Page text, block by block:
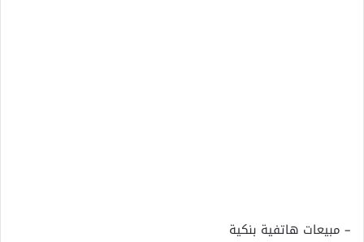
– مبيعات هاتفية بنكية